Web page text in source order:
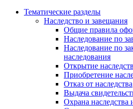
Тематические разделы
Наследство и завещания
Общие правила
Наследование по
Наследование по
наследования
Открытие
Приобретение
Отказ от наследства
Выдача
Охрана наследства